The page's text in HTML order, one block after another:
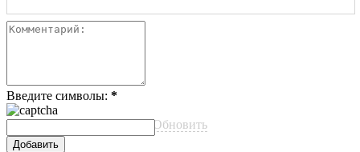
Введите символы: *
Обновить